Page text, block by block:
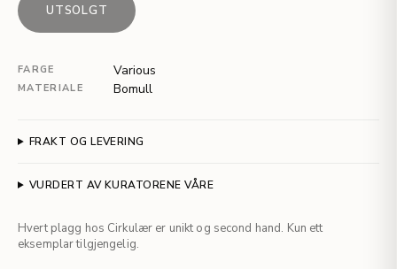
UTSOLGT
FARGE Various
MATERIALE Bomull
FRAKT OG LEVERING
VURDERT AV KURATORENE VÅRE
Hvert plagg hos Cirkulær er unikt og second hand. Kun ett
eksemplar tilgjengelig.